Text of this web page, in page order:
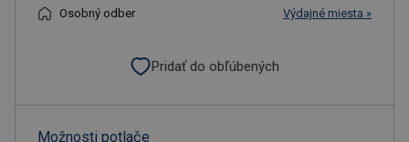
Osobný odber Výdajné miesta »
Pridať do obľúbených
Možnosti potlače